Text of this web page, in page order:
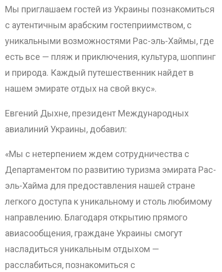
Мы приглашаем гостей из Украины познакомиться
с аутентичным арабским гостеприимством, с
уникальными возможностями Рас-эль-Хаймы, где
есть все — пляж и приключения, культура, шоппинг
и природа. Каждый путешественник найдет в
нашем эмирате отдых на свой вкус».
Евгений Дыхне, президент Международных
авиалиний Украины, добавил:
«Мы с нетерпением ждем сотрудничества с
Департаментом по развитию туризма эмирата Рас-
эль-Хайма для предоставления нашей стране
легкого доступа к уникальному и столь любимому
направлению. Благодаря открытию прямого
авиасообщения, граждане Украины смогут
насладиться уникальным отдыхом —
расслабиться, познакомиться с